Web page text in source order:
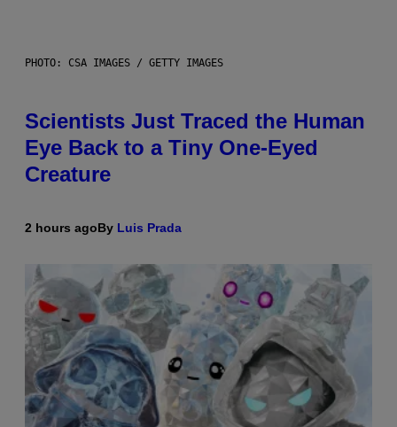
PHOTO: CSA IMAGES / GETTY IMAGES
Scientists Just Traced the Human
Eye Back to a Tiny One-Eyed
Creature
2 hours agoBy Luis Prada